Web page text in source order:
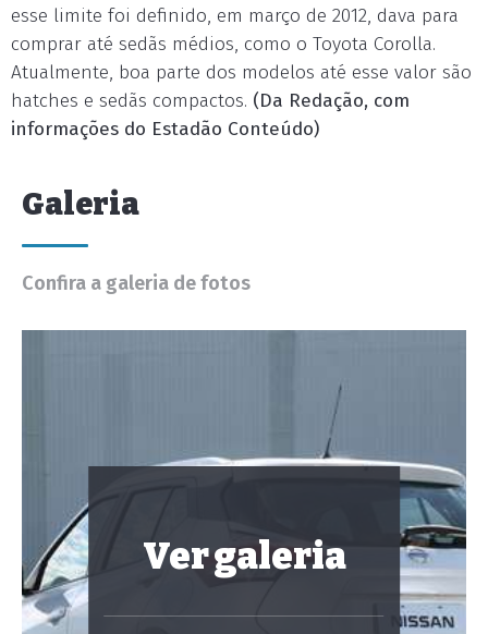
esse limite foi definido, em março de 2012, dava para
comprar até sedãs médios, como o Toyota Corolla.
Atualmente, boa parte dos modelos até esse valor são
hatches e sedãs compactos. (Da Redação, com
informações do Estadão Conteúdo)
Galeria
Confira a galeria de fotos
Ver galeria